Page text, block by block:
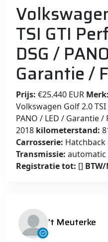
TSI GTI
DSG /
Garantie /
Prijs: €25.440 EUR Merk:
Volkswagen Golf 2.0
PANO / LED / Garantie /
2018 kilometerstand:
Carrosserie: Hatchback
Transmissie: automatic
Registratie tot: []
't Meuterke